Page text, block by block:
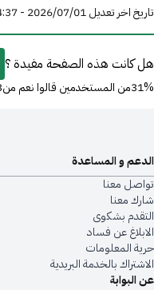
تاريخ اخر تعديل 01‏/07‏/2026 - 4:37 م بتوقيت السعودية
هل كانت هذه الصفحة مفيدة ؟
31%من المستخدمين قالوا نعم من1733تعليقا
عن البوابة
الدعم و المساعدة
تواصل معنا
شارك معنا
التقدم بشكوى
الابلاغ عن فساد
حرية المعلومات
الاشتراك بالخدمة البريدية